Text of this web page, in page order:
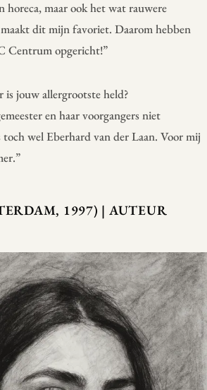
horeca, maar ook het wat rauwere
dit mijn favoriet. Daarom hebben
Centrum opgericht!”
is jouw allergrootste held?
en haar voorgangers niet
wel Eberhard van der Laan. Voor mij
1997) | AUTEUR